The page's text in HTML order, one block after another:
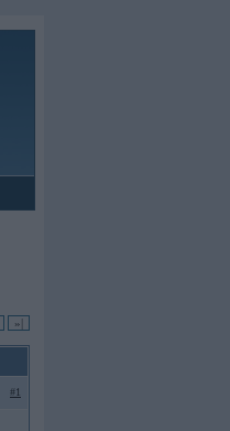
»|
#1